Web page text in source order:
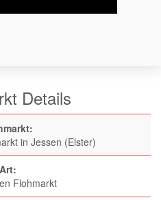
Details
in Jessen (Elster)
Art:
Flohmarkt